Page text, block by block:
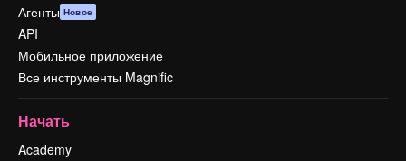
Агенты Новое
API
Мобильное приложение
Все инструменты Magnific
Начать
Academy